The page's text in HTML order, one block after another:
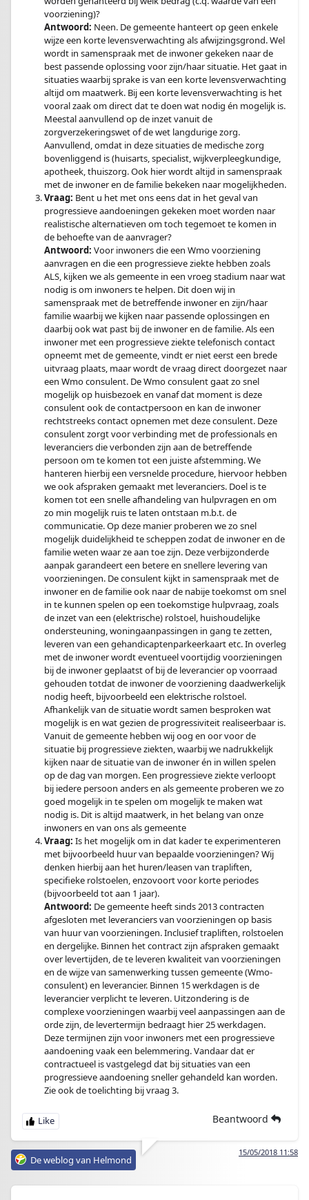
voorziening)?
Antwoord: Neen. De gemeente hanteert op geen enkele
wijze een korte levensverwachting als afwijzingsgrond. Wel
wordt in samenspraak met de inwoner gekeken naar de
best passende oplossing voor zijn/haar situatie. Het gaat in
situaties waarbij sprake is van een korte levensverwachting
altijd om maatwerk. Bij een korte levensverwachting is het
vooral zaak om direct dat te doen wat nodig én mogelijk is.
Meestal aanvullend op de inzet vanuit de
zorgverzekeringswet of de wet langdurige zorg.
Aanvullend, omdat in deze situaties de medische zorg
bovenliggend is (huisarts, specialist, wijkverpleegkundige,
apotheek, thuiszorg. Ook hier wordt altijd in samenspraak
met de inwoner en de familie bekeken naar mogelijkheden.
Vraag: Bent u het met ons eens dat in het geval van
progressieve aandoeningen gekeken moet worden naar
realistische alternatieven om toch tegemoet te komen in
de behoefte van de aanvrager?
Antwoord: Voor inwoners die een Wmo voorziening
aanvragen en die een progressieve ziekte hebben zoals
ALS, kijken we als gemeente in een vroeg stadium naar wat
nodig is om inwoners te helpen. Dit doen wij in
samenspraak met de betreffende inwoner en zijn/haar
familie waarbij we kijken naar passende oplossingen en
daarbij ook wat past bij de inwoner en de familie. Als een
inwoner met een progressieve ziekte telefonisch contact
opneemt met de gemeente, vindt er niet eerst een brede
uitvraag plaats, maar wordt de vraag direct doorgezet naar
een Wmo consulent. De Wmo consulent gaat zo snel
mogelijk op huisbezoek en vanaf dat moment is deze
consulent ook de contactpersoon en kan de inwoner
rechtstreeks contact opnemen met deze consulent. Deze
consulent zorgt voor verbinding met de professionals en
leveranciers die verbonden zijn aan de betreffende
persoon om te komen tot een juiste afstemming. We
hanteren hierbij een versnelde procedure, hiervoor hebben
we ook afspraken gemaakt met leveranciers. Doel is te
komen tot een snelle afhandeling van hulpvragen en om
zo min mogelijk ruis te laten ontstaan m.b.t. de
communicatie. Op deze manier proberen we zo snel
mogelijk duidelijkheid te scheppen zodat de inwoner en de
familie weten waar ze aan toe zijn. Deze verbijzonderde
aanpak garandeert een betere en snellere levering van
voorzieningen. De consulent kijkt in samenspraak met de
inwoner en de familie ook naar de nabije toekomst om snel
in te kunnen spelen op een toekomstige hulpvraag, zoals
de inzet van een (elektrische) rolstoel, huishoudelijke
ondersteuning, woningaanpassingen in gang te zetten,
leveren van een gehandicaptenparkeerkaart etc. In overleg
met de inwoner wordt eventueel voortijdig voorzieningen
bij de inwoner geplaatst of bij de leverancier op voorraad
gehouden totdat de inwoner de voorziening daadwerkelijk
nodig heeft, bijvoorbeeld een elektrische rolstoel.
Afhankelijk van de situatie wordt samen besproken wat
mogelijk is en wat gezien de progressiviteit realiseerbaar is.
Vanuit de gemeente hebben wij oog en oor voor de
situatie bij progressieve ziekten, waarbij we nadrukkelijk
kijken naar de situatie van de inwoner én in willen spelen
op de dag van morgen. Een progressieve ziekte verloopt
bij iedere persoon anders en als gemeente proberen we zo
goed mogelijk in te spelen om mogelijk te maken wat
nodig is. Dit is altijd maatwerk, in het belang van onze
inwoners en van ons als gemeente
Vraag: Is het mogelijk om in dat kader te experimenteren
met bijvoorbeeld huur van bepaalde voorzieningen? Wij
denken hierbij aan het huren/leasen van trapliften,
specifieke rolstoelen, enzovoort voor korte periodes
(bijvoorbeeld tot aan 1 jaar).
Antwoord: De gemeente heeft sinds 2013 contracten
afgesloten met leveranciers van voorzieningen op basis
van huur van voorzieningen. Inclusief trapliften, rolstoelen
en dergelijke. Binnen het contract zijn afspraken gemaakt
over levertijden, de te leveren kwaliteit van voorzieningen
en de wijze van samenwerking tussen gemeente (Wmo-
consulent) en leverancier. Binnen 15 werkdagen is de
leverancier verplicht te leveren. Uitzondering is de
complexe voorzieningen waarbij veel aanpassingen aan de
orde zijn, de levertermijn bedraagt hier 25 werkdagen.
Deze termijnen zijn voor inwoners met een progressieve
aandoening vaak een belemmering. Vandaar dat er
contractueel is vastgelegd dat bij situaties van een
progressieve aandoening sneller gehandeld kan worden.
Zie ook de toelichting bij vraag 3.
Beantwoord
15/05/2018 11:58
De weblog van Helmond